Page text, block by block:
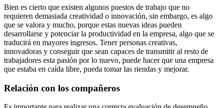
Bien es cierto que existen algunos puestos de trabajo que no
requieren demasiada creatividad o innovación, sin embargo, es algo
que se valora y mucho, porque estas nuevas ideas pueden
desarrollarse y potenciar la productividad en la empresa, algo que se
traducirá en mayores ingresos. Tener personas creativas,
innovadoras y conseguir que sean capaces de transmitir al resto de
trabajadores esta pasión por lo nuevo, puede hacer que una empresa
que estaba en caída libre, pueda tomar las riendas y mejorar.
Relación con los compañeros